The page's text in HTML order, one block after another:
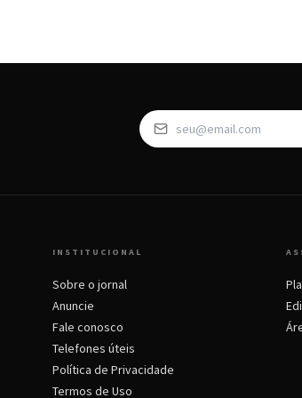
INSTITUCIONAL
Sobre o jornal
Anuncie
Fale conosco
Telefones úteis
Política de Privacidade
Termos de Uso